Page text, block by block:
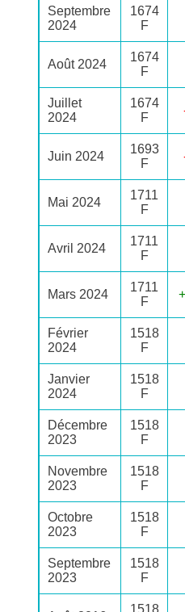
Septembre
2024
1674
F
Août 2024
1674
F
Juillet
2024
1674
F
Juin 2024
1693
F
Mai 2024
1711
F
Avril 2024
1711
F
Mars 2024
1711
F
Février
2024
1518
F
Janvier
2024
1518
F
Décembre
2023
1518
F
Novembre
2023
1518
F
Octobre
2023
1518
F
Septembre
2023
1518
F
1518